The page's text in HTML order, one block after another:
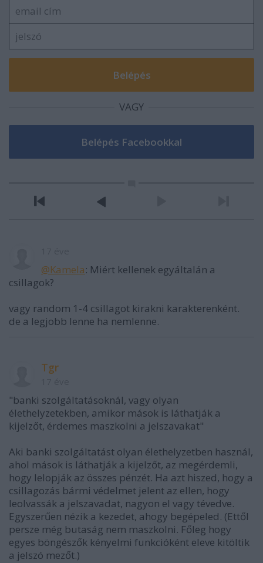
VAGY
@Kamela: Miért kellenek egyáltalán a
csillagok?
vagy random 1-4 csillagot kirakni karakterenként.
de a legjobb lenne ha nemlenne.
Tgr
"banki szolgáltatásoknál, vagy olyan
élethelyzetekben, amikor mások is láthatják a
kijelzőt, érdemes maszkolni a jelszavakat"
Aki banki szolgáltatást olyan élethelyzetben használ,
ahol mások is láthatják a kijelzőt, az megérdemli,
hogy lelopják az összes pénzét. Ha azt hiszed, hogy a
csillagozás bármi védelmet jelent az ellen, hogy
leolvassák a jelszavadat, nagyon el vagy tévedve.
Egyszerűen nézik a kezedet, ahogy begépeled. (Ettől
persze még butaság nem maszkolni. Főleg hogy
egyes böngészők kényelmi funkcióként eleve kitöltik
a jelszó mezőt.)